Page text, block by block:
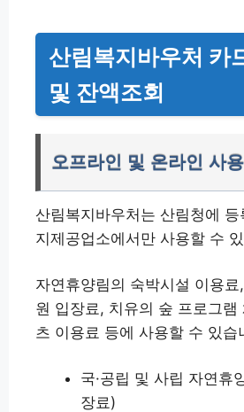
산림복지바우처 카
및 잔액조회
오프라인 및 온라인 사
산림복지바우처는 산림청에
지제공업소에서만 사용할 수
자연휴양림의 숙박시설 이용
원 입장료, 치유의 숲 프로그램
츠 이용료 등에 사용할 수 있습
국·공립 및 사립 자연휴
장료)